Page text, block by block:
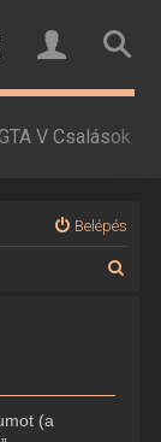
V Csalások
Belépés
(a